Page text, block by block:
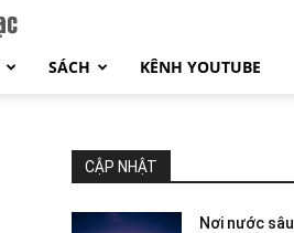
SÁCH KÊNH YOUTUBE
CẬP NHẬT
Nơi nước sâu